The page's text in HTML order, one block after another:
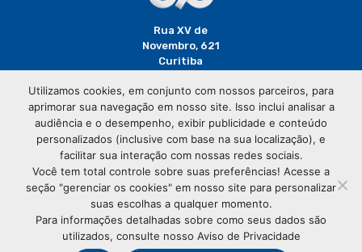
Rua XV de
Novembro, 621
Curitiba
(41) 3320-
2929
© CopyrightAssociação Comercial do Paraná - Todos os
Utilizamos cookies, em conjunto com nossos parceiros, para
aprimorar sua navegação em nosso site. Isso inclui analisar a
audiência e o desempenho, exibir publicidade e conteúdo
personalizados (inclusive com base na sua localização), e
facilitar sua interação com nossas redes sociais.
Você tem total controle sobre suas preferências! Acesse a
seção "gerenciar os cookies" em nosso site para personalizar
suas escolhas a qualquer momento.
Para informações detalhadas sobre como seus dados são
utilizados, consulte nosso Aviso de Privacidade